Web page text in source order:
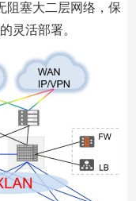
阻塞大二层网络，保
灵活部署。